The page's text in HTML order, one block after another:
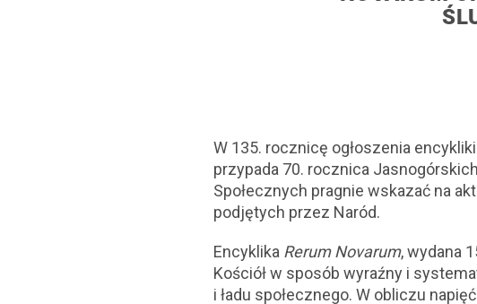
W 135. rocznicę ogłoszenia encykliki
przypada 70. rocznica
Społecznych pragnie wskazać na
podjętych przez Naród.
Encyklika Rerum Novarum, wydana
Kościół w sposób wyraźny i
i ładu społecznego. W obliczu